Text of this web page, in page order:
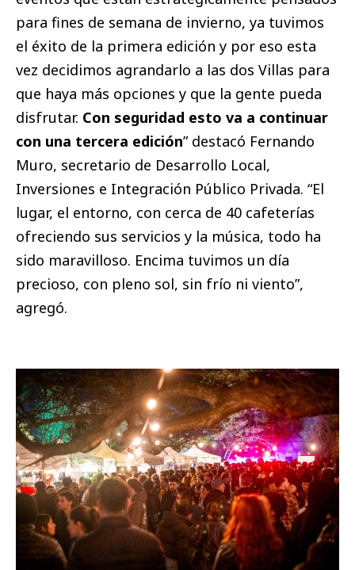
para fines de semana de invierno, ya tuvimos
el éxito de la primera edición y por eso esta
vez decidimos agrandarlo a las dos Villas para
que haya más opciones y que la gente pueda
disfrutar. Con seguridad esto va a continuar
con una tercera edición” destacó Fernando
Muro, secretario de Desarrollo Local,
Inversiones e Integración Público Privada. “El
lugar, el entorno, con cerca de 40 cafeterías
ofreciendo sus servicios y la música, todo ha
sido maravilloso. Encima tuvimos un día
precioso, con pleno sol, sin frío ni viento”,
agregó.